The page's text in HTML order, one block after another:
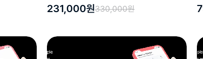
231,000원330,000원